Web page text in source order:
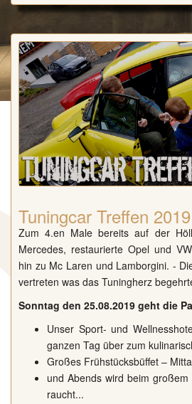
Tuningcar Treffen 2019
Zum 4.en Male bereits auf der
Mercedes, restaurierte Opel und
hin zu Mc Laren und Lamborgini. -
vertreten was das Tuningherz
Sonntag den 25.08.2019 geht die
Unser Sport- und
ganzen Tag über zum
Großes Frühstücksbüffet –
und Abends wird beim
raucht...